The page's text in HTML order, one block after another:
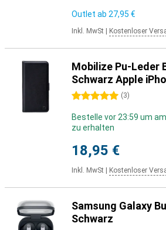
Outlet ab 27,95 €
Inkl. MwSt Kostenloser
Mobilize Pu-Leder
Schwarz Apple
5 Sterne (3)
Bestelle vor 23:59 um am
zu erhalten
18,95 €
Inkl. MwSt Kostenloser
Samsung Galaxy
Schwarz